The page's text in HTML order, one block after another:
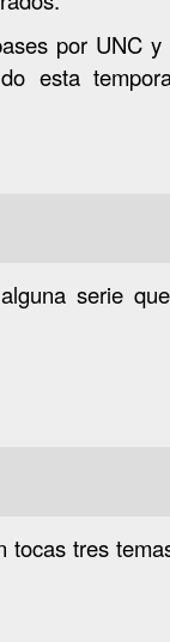
por UNC
esta
serie
tocas tres